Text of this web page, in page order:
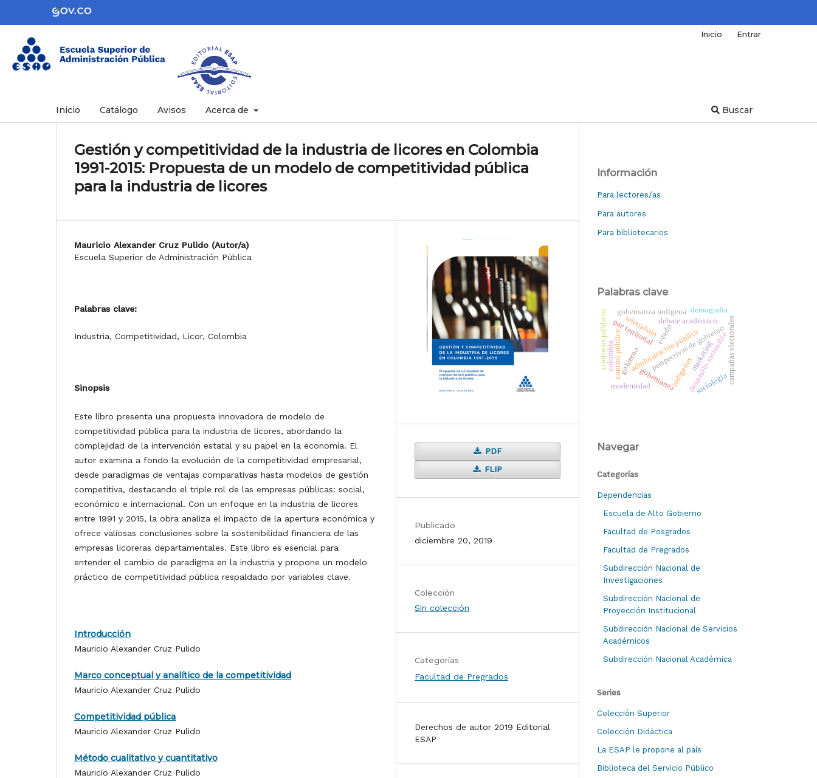
Inicio Catálogo Avisos Acerca de Buscar
Inicio Entrar
Gestión y competitividad de la industria de licores en Colombia
1991-2015: Propuesta de un modelo de competitividad pública
para la industria de licores
Mauricio Alexander Cruz Pulido (Autor/a)
Escuela Superior de Administración Pública
Palabras clave:
Industria, Competitividad, Licor, Colombia
Sinopsis
Este libro presenta una propuesta innovadora de modelo de
competitividad pública para la industria de licores, abordando la
complejidad de la intervención estatal y su papel en la economía. El
autor examina a fondo la evolución de la competitividad empresarial,
desde paradigmas de ventajas comparativas hasta modelos de gestión
competitiva, destacando el triple rol de las empresas públicas: social,
económico e internacional. Con un enfoque en la industria de licores
entre 1991 y 2015, la obra analiza el impacto de la apertura económica y
ofrece valiosas conclusiones sobre la sostenibilidad financiera de las
empresas licoreras departamentales. Este libro es esencial para
entender el cambio de paradigma en la industria y propone un modelo
práctico de competitividad pública respaldado por variables clave.
Introducción
Mauricio Alexander Cruz Pulido
Marco conceptual y analítico de la competitividad
Mauricio Alexander Cruz Pulido
Competitividad pública
Mauricio Alexander Cruz Pulido
Método cualitativo y cuantitativo
Mauricio Alexander Cruz Pulido
PDF
FLIP
Publicado
diciembre 20, 2019
Colección
Sin colección
Categorías
Facultad de Pregrados
Derechos de autor 2019 Editorial
ESAP
Información
Para lectores/as
Para autores
Para bibliotecarios
Palabras clave
administración pública
estado
gobierno
gobernanza
control público
debate académico
perspectivas de gobierno
gobernanza indígena
desarrollo sostenible
paz territorial
indígenas
colombia
sociología
demografía
modernidad
teletrabajo
marketing campañas electorales
contratos públicos
Navegar
Categorías
Dependencias
Escuela de Alto Gobierno
Facultad de Posgrados
Facultad de Pregrados
Subdirección Nacional de
Investigaciones
Subdirección Nacional de
Proyección Institucional
Subdirección Nacional de Servicios
Académicos
Subdirección Nacional Académica
Series
Colección Superior
Colección Didáctica
La ESAP le propone al país
Biblioteca del Servicio Público